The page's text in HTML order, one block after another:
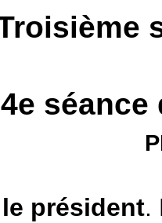
séance
le président.